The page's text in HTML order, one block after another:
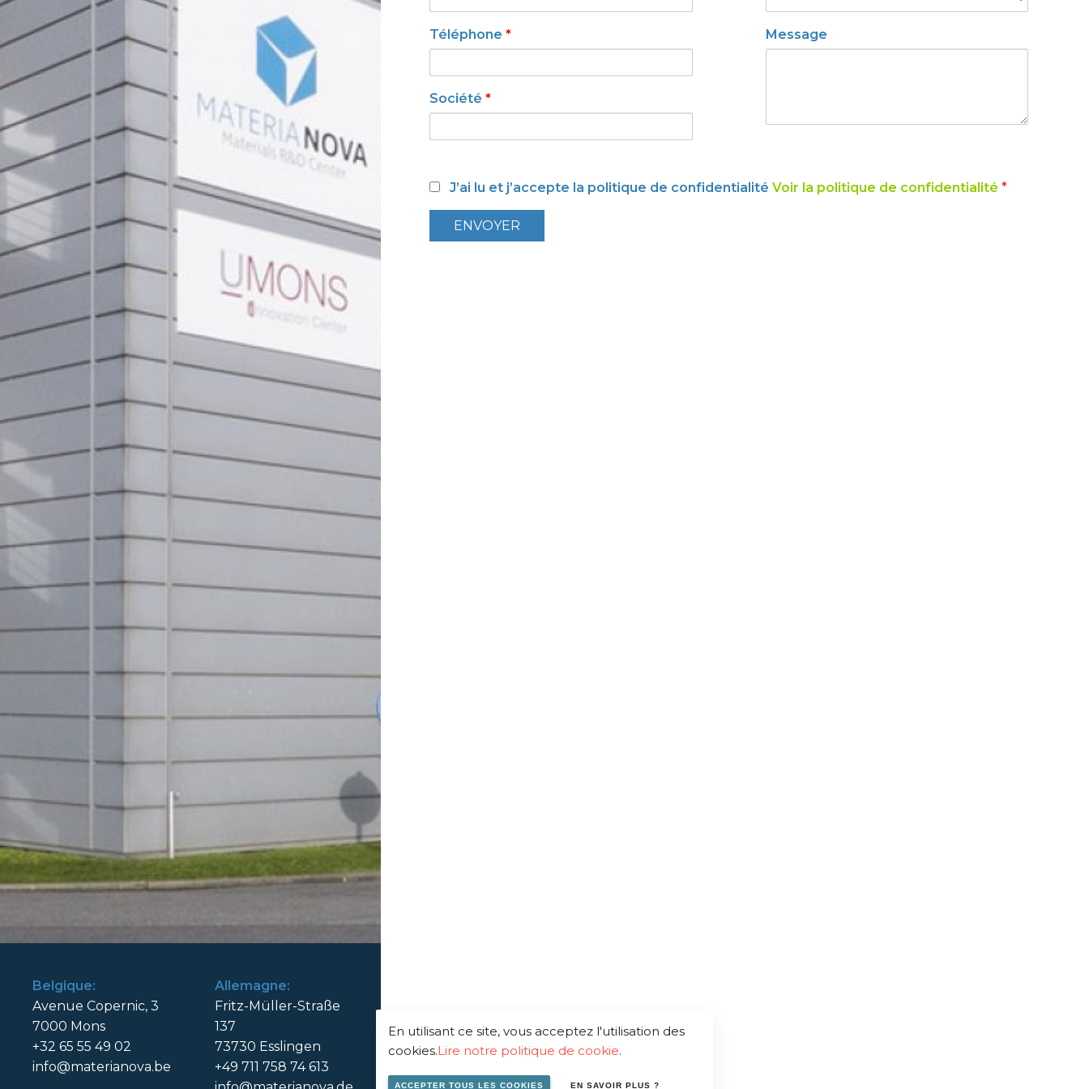
Belgique:
Avenue Copernic, 3
7000 Mons
+32 65 55 49 02
info@materianova.be
Allemagne:
Fritz-Müller-Straße
137
73730 Esslingen
+49 711 758 74 613
Téléphone*
Société*
Message
J’ai lu et j’accepte la politique de confidentialitéVoir la politique de confidentialité*
En utilisant ce site, vous acceptez l'utilisation des
cookies.Lire notre politique de cookie.
ACCEPTER TOUS LES COOKIES EN SAVOIR PLUS ?